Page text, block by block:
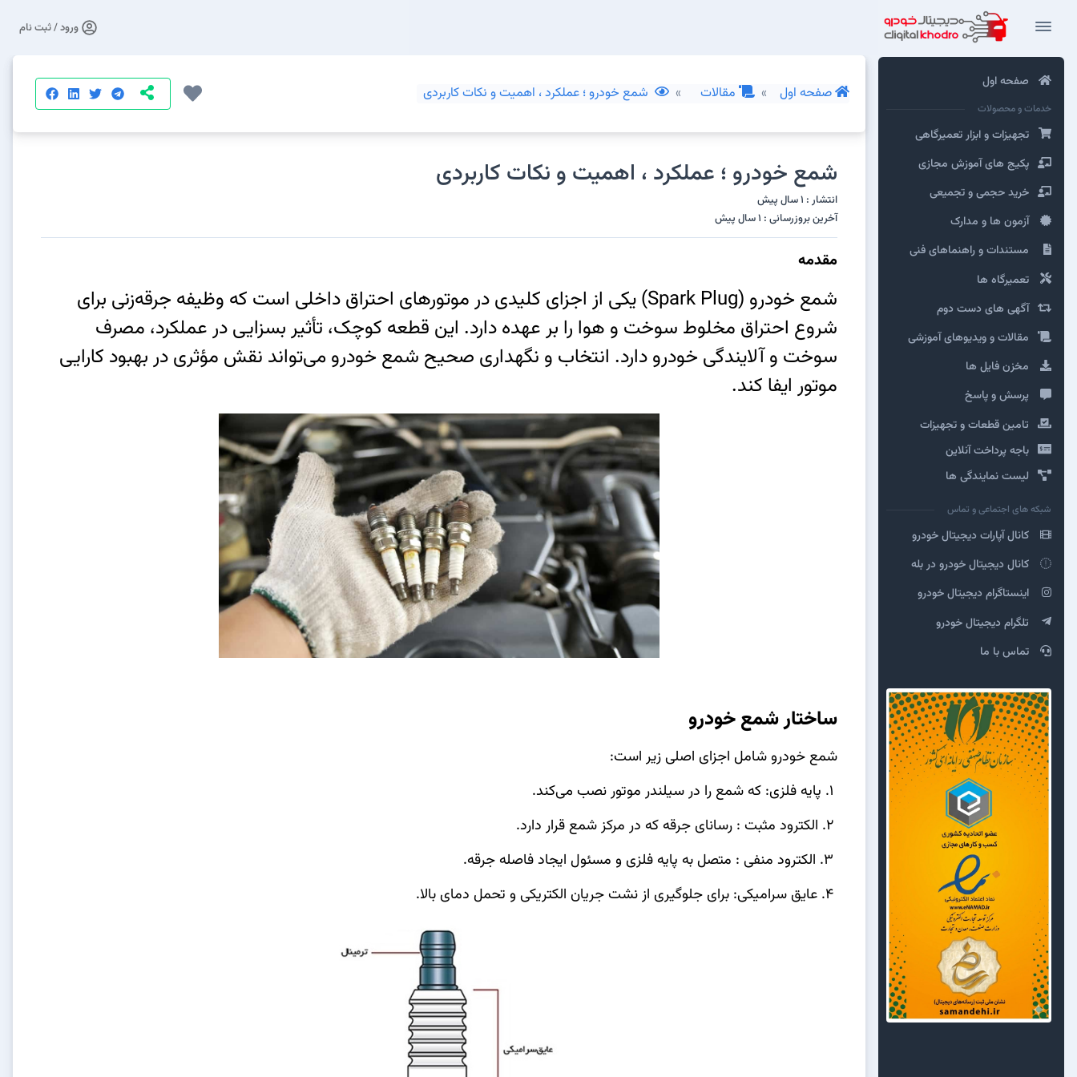
صفحه اول
خدمات و محصولات
تجهیزات و ابزار تعمیرگاهی
پکیج های آموزش مجازی
خرید حجمی و تجمیعی
آزمون ها و مدارک
مستندات و راهنماهای فنی
تعمیرگاه ها
آگهی های دست دوم
مقالات و ویدیوهای آموزشی
مخزن فایل ها
پرسش و پاسخ
تامین قطعات و تجهیزات
باجه پرداخت آنلاین
لیست نمایندگی ها
شبکه های اجتماعی و تماس
کانال آپارات دیجیتال خودرو
کانال دیجیتال خودرو در بله
اینستاگرام دیجیتال خودرو
تلگرام دیجیتال خودرو
تماس با ما
ورود / ثبت نام
صفحه اول مقالات شمع خودرو ؛ عملکرد ، اهمیت و نکات کاربردی
شمع خودرو ؛ عملکرد ، اهمیت و نکات کاربردی
انتشار : 1 سال پیش
آخرین بروزرسانی : 1 سال پیش
مقدمه
شمع خودرو (Spark Plug) یکی از اجزای کلیدی در موتورهای احتراق داخلی است که وظیفه جرقه‌زنی برای
شروع احتراق مخلوط سوخت و هوا را بر عهده دارد. این قطعه کوچک، تأثیر بسزایی در عملکرد، مصرف
سوخت و آلایندگی خودرو دارد. انتخاب و نگهداری صحیح شمع خودرو می‌تواند نقش مؤثری در بهبود کارایی
موتور ایفا کند.
ساختار شمع خودرو
شمع خودرو شامل اجزای اصلی زیر است: